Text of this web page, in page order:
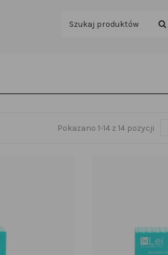
Pokazano 1-14 z 14 pozycji